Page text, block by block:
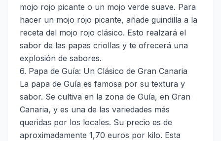
mojo rojo picante o un mojo verde suave. Para
hacer un mojo rojo picante, añade guindilla a la
receta del mojo rojo clásico. Esto realzará el
sabor de las papas criollas y te ofrecerá una
explosión de sabores.
6. Papa de Guía: Un Clásico de Gran Canaria
La papa de Guía es famosa por su textura y
sabor. Se cultiva en la zona de Guía, en Gran
Canaria, y es una de las variedades más
queridas por los locales. Su precio es de
aproximadamente 1,70 euros por kilo. Esta